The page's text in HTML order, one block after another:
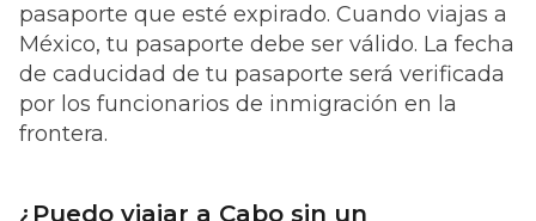
pasaporte que esté expirado. Cuando viajas a
México, tu pasaporte debe ser válido. La fecha
de caducidad de tu pasaporte será verificada
por los funcionarios de inmigración en la
frontera.
¿Puedo viajar a Cabo sin un